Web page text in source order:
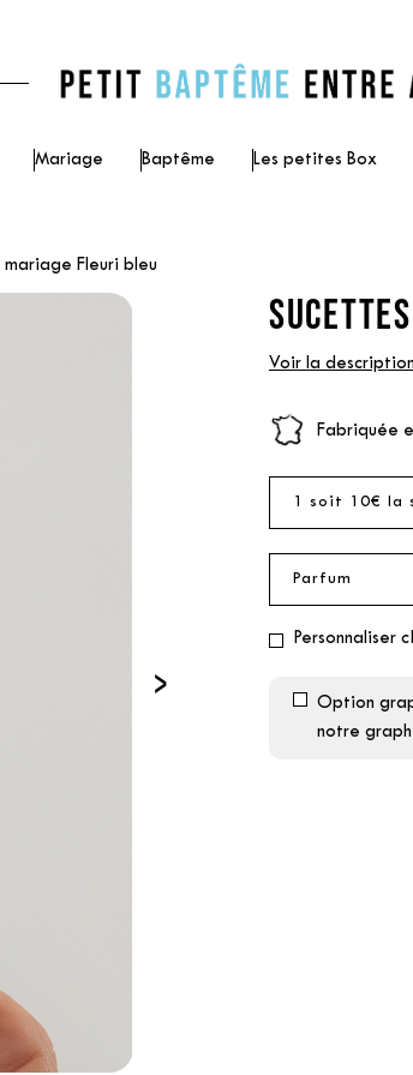
Mariage Baptême Les petites Box
mariage Fleuri bleu
›
Voir la description
Fabriquée
Personnaliser
Option
notre